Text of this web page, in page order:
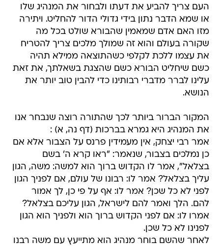
העם צריך להביע את דעתו ולבחור את המנהיג שלו
או שמא הדבר נתון בידי גדולי הדור להחליט. ויתירה
מזו האם אדם שמאמין שהבורא שולט בכל מה
שקורה בעולם והוא זה שמולך מלכים צריך להטריח
את עצמו ללכת לקלפי כשהתוצאה ממילא תהיה
כשם שיחליט הבורא כשם שהצגת בשאלתך, את זאת
עלינו לברר מדברי רבותינו כדי להבין טוב יותר את
הנושא.
המקור הברור ביותר לכך שהתורה רוצה שנבחר אנו
את המנהיג היא גמרא בברכות (דף נה, א) :
אמר רבי יצחק, אין מעמידין פרנס על הצבור אלא אם
כן נמלכים בצבור, שנאמר: "ראו קרא ה' בשם
בצלאל", אמר לו הקדוש ברוך הוא למשה: משה, הגון
עליך בצלאל? אמר לו: רבונו של עולם, אם לפניך הגון
לפני לא כל שכן? אמר לו: אף על פי כן, לך אמור
להם. הלך ואמר להם לישראל, הגון עליכם בצלאל?
אמרו לו: אם לפני הקדוש ברוך הוא ולפניך הוא הגון
לפנינו לא כל שכן.
לאחר שהשם בוחר מנהיג הוא מתייעץ עם משה רבנו